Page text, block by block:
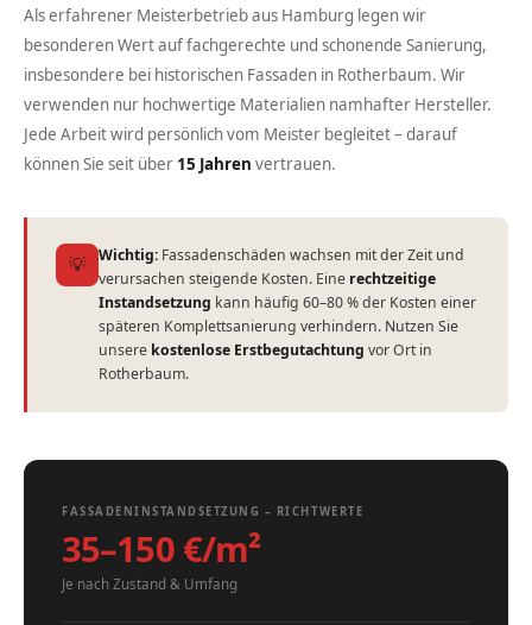
Als erfahrener Meisterbetrieb aus Hamburg legen wir
besonderen Wert auf fachgerechte und schonende Sanierung,
insbesondere bei historischen Fassaden in Rotherbaum. Wir
verwenden nur hochwertige Materialien namhafter Hersteller.
Jede Arbeit wird persönlich vom Meister begleitet – darauf
können Sie seit über 15 Jahren vertrauen.
💡 Wichtig: Fassadenschäden wachsen mit der Zeit und
verursachen steigende Kosten. Eine rechtzeitige
Instandsetzung kann häufig 60–80 % der Kosten einer
späteren Komplettsanierung verhindern. Nutzen Sie
unsere kostenlose Erstbegutachtung vor Ort in
Rotherbaum.
FASSADENINSTANDSETZUNG – RICHTWERTE
35–150 €/m²
Je nach Zustand & Umfang